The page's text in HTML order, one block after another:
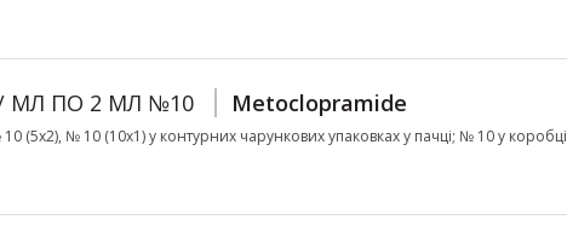
МЛ ПО 2 МЛ №10 Metoclopramide
(5х2), № 10 (10х1) у контурних чарункових упаковках у пачці; № 10 у коробці